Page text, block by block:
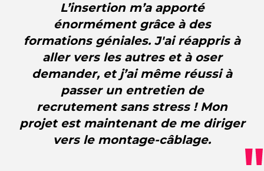
L’insertion m’a apporté
énormément grâce à des
formations géniales. J'ai réappris à
aller vers les autres et à oser
demander, et j’ai même réussi à
passer un entretien de
recrutement sans stress ! Mon
projet est maintenant de me diriger
vers le montage-câblage.